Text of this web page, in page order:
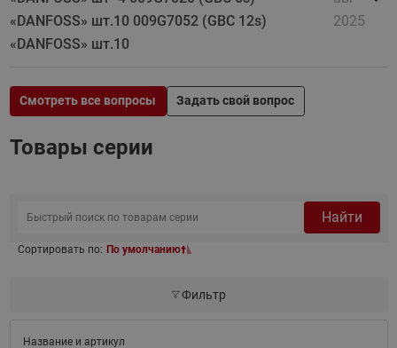
«DANFOSS» шт.10 009G7052 (GBC 12s)
«DANFOSS» шт.10
2025
Смотреть все вопросы Задать свой вопрос
Товары серии
Найти
Сортировать по: По умолчанию
Фильтр